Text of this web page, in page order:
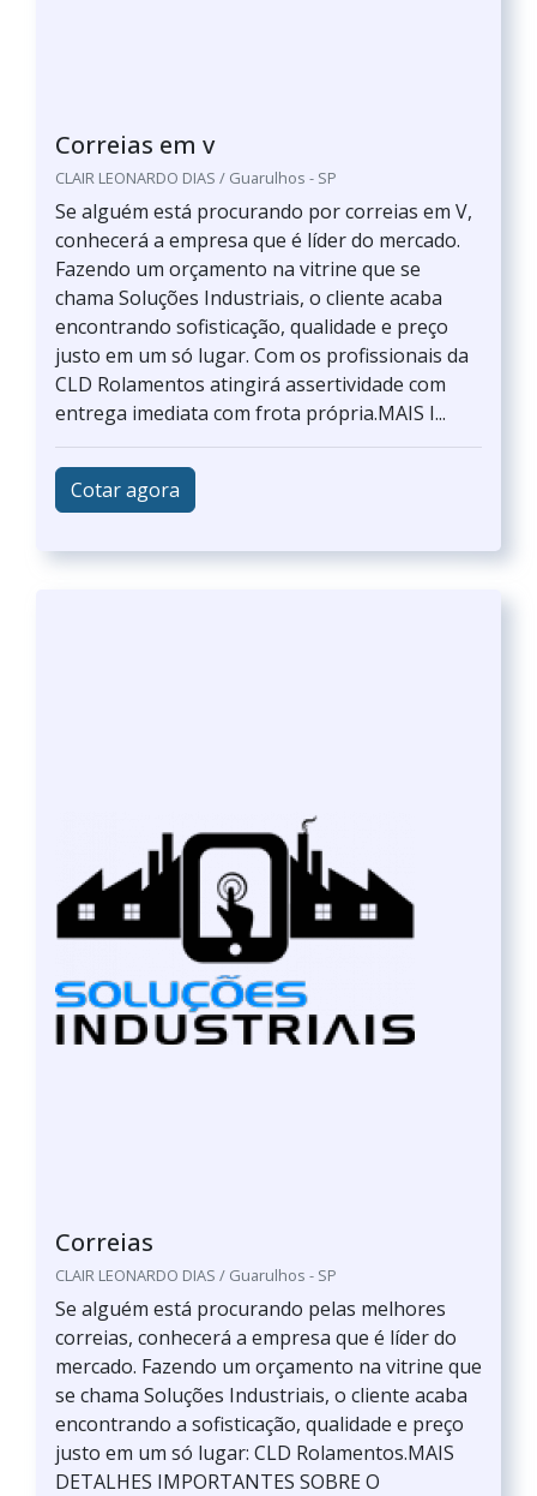
Correias em v
CLAIR LEONARDO DIAS / Guarulhos - SP
Se alguém está procurando por correias em V,
conhecerá a empresa que é líder do mercado.
Fazendo um orçamento na vitrine que se
chama Soluções Industriais, o cliente acaba
encontrando sofisticação, qualidade e preço
justo em um só lugar. Com os profissionais da
CLD Rolamentos atingirá assertividade com
entrega imediata com frota própria.MAIS I...
Cotar agora
Correias
CLAIR LEONARDO DIAS / Guarulhos - SP
Se alguém está procurando pelas melhores
correias, conhecerá a empresa que é líder do
mercado. Fazendo um orçamento na vitrine que
se chama Soluções Industriais, o cliente acaba
encontrando a sofisticação, qualidade e preço
justo em um só lugar: CLD Rolamentos.MAIS
DETALHES IMPORTANTES SOBRE O